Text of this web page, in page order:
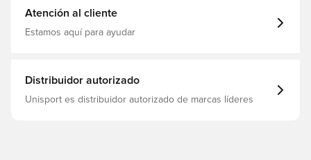
Atención al cliente
Estamos aquí para ayudar
Distribuidor autorizado
Unisport es distribuidor autorizado de marcas líderes